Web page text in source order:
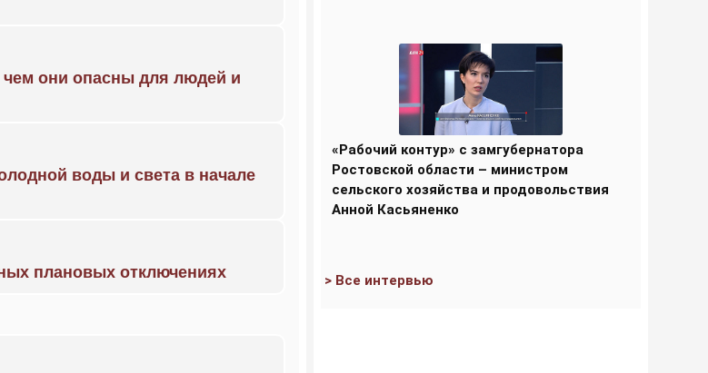
чем они опасны для людей и
воды и света в начале
плановых отключениях
«Рабочий контур» с замгубернатора
Ростовской области – министром
сельского хозяйства и продовольствия
Анной Касьяненко
> Все интервью